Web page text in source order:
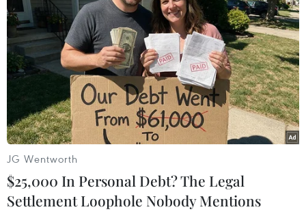
Cá Bà Bằng khổng lồ 400kg lụy tàu, ngư
dân trúng đậm luồng cá
11/04/2017 08:45
Sau khi được cá Bà Bằng (còn gọi là Bà thần Nam Hải),
chiều dài 2,6m, ngang 2,5m và bề dày 50cm, trọng
lượng hơn 400kg lụy vào tàu, các ngư dân đã trúng
đậm luồng cá bán được hơn 300 triệu đồng.
JG Wentworth
$25,000 In Personal Debt? The Legal
Settlement Loophole Nobody Mentions